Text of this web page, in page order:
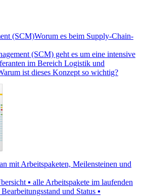
(SCM)Worum es beim Supply-Chain-
(SCM) geht es um eine intensive
im Bereich Logistik und
ist dieses Konzept so wichtig?
mit Arbeitspaketen, Meilensteinen und
▪ alle Arbeitspakete im laufenden
und Status ▪